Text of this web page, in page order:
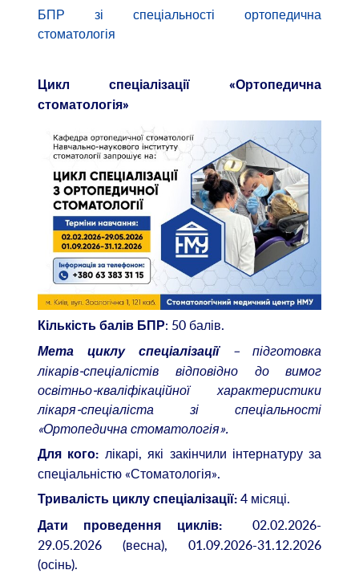
БПР зі спеціальності ортопедична
стоматологія
Цикл спеціалізації «Ортопедична
стоматологія»
Кількість балів БПР: 50 балів.
Мета циклу спеціалізації– підготовка
лікарів-спеціалістів відповідно до вимог
освітньо-кваліфікаційної характеристики
лікаря-спеціаліста зі спеціальності
«Ортопедична стоматологія».
Для кого: лікарі, які закінчили інтернатуру за
спеціальністю «Стоматологія».
Тривалість циклу спеціалізації:4 місяці.
Дати проведення циклів:02.02.2026-
29.05.2026 (весна), 01.09.2026-31.12.2026
(осінь).